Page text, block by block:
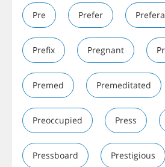
Pre Prefer
Prefix Pregnant
Premed Premeditated
Preoccupied Press
Pressboard Prestigious